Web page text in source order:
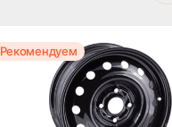
Рекомендуем